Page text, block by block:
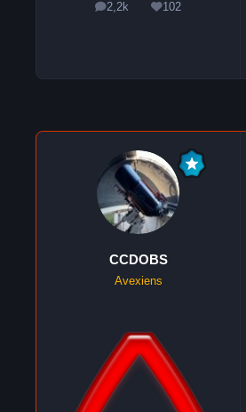
2,2k
messages102
Réputation
CCDOBS
Avexiens